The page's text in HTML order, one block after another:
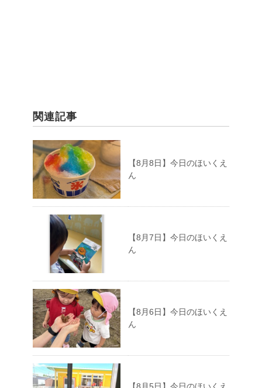
関連記事
【8月8日】今日のほいくえ
ん
【8月7日】今日のほいくえ
ん
【8月6日】今日のほいくえ
ん